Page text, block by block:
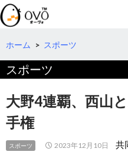
検
索
コ
テ
へ
動
ホーム > スポーツ
スポーツ
大野4連覇、西山
手権
スポーツ 2023年12月10日 共